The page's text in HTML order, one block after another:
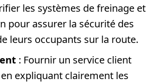
les systèmes de freinage et
pour assurer la sécurité des
leurs occupants sur la route.
: Fournir un service client
expliquant clairement les